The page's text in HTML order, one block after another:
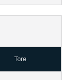
Tore